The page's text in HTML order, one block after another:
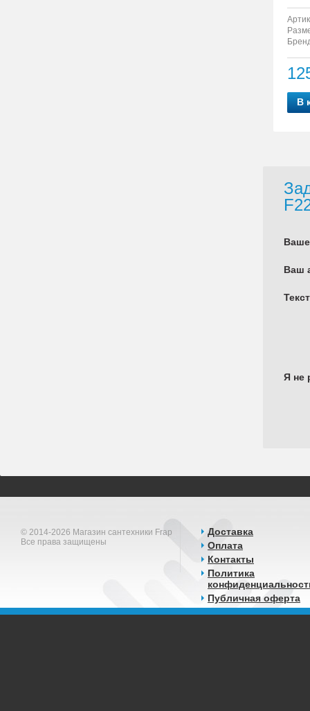
В
Ваш
Я не
© 2014-2026 Магазин сантехники Frap
Все права защищены
Доставка
Оплата
Контакты
Политика
Публичная оферта